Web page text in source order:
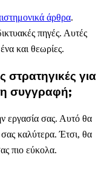
άρθρα.
πηγές. Αυτές
και θεωρίες.
στρατηγικές για
συγγραφή;
εργασία σας. Αυτό θα
σας καλύτερα. Έτσι, θα
πιο εύκολα.